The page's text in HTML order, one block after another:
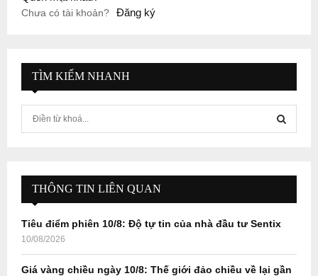
Chưa có tài khoản? Đăng ký
TÌM KIẾM NHANH
f
r
:
E
A
THÔNG TIN LIÊN QUAN
Tiêu điểm phiên 10/8: Độ tự tin của nhà đầu tư Sentix
10/08/2026
Giá vàng chiều ngày 10/8: Thế giới đảo chiều về lại gần